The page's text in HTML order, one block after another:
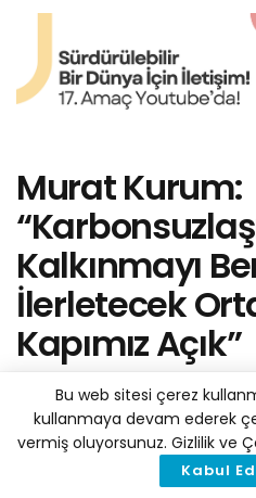
Murat Kurum:
Kalkınmayı
İlerletecek
Kapımız Açık”
Haber Merkezi
25
Reading Time: 4 mins read
Bu web sitesi çerez
kullanmaya devam ederek
vermiş oluyorsunuz. Gizlilik ve
Kabul